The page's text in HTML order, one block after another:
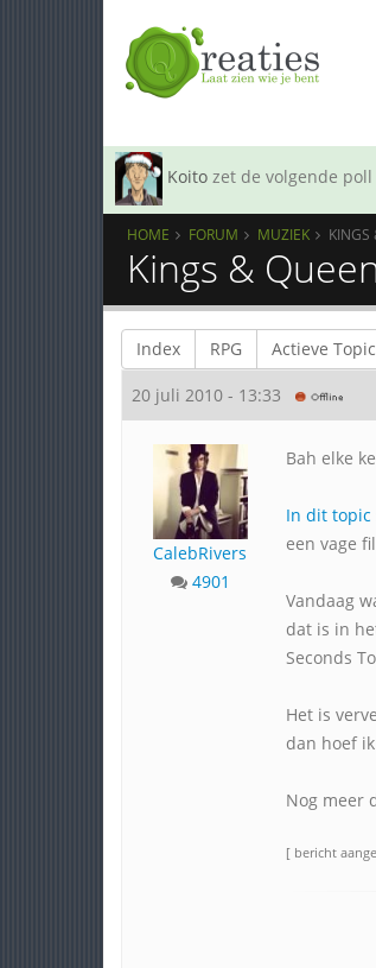
Koito zet de volgende
HOME FORUM MUZIEK KINGS
Kings &
Index RPG Actieve
20 juli 2010 - 13:33
CalebRivers
4901
Bah elke
In dit topic
een vage
Vandaag
dat is in
Seconds
Het is
dan hoef
Nog meer
[ bericht